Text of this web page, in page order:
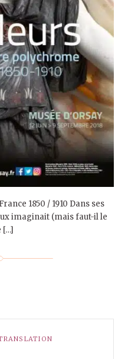
1850 / 1910 Dans ses
imaginait (mais faut-il le
[…]